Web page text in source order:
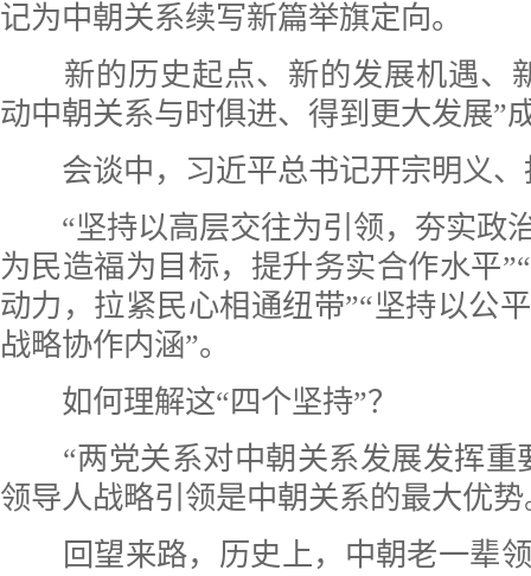
记为中朝关系续写新篇举旗定向。
新的历史起点、新的发展机遇、
动中朝关系与时俱进、得到更大发展”
会谈中，习近平总书记开宗明义、
“坚持以高层交往为引领，夯实政
为民造福为目标，提升务实合作水平
动力，拉紧民心相通纽带”“坚持以公
战略协作内涵”。
如何理解这“四个坚持”？
“两党关系对中朝关系发展发挥重
领导人战略引领是中朝关系的最大优势
回望来路，历史上，中朝老一辈领